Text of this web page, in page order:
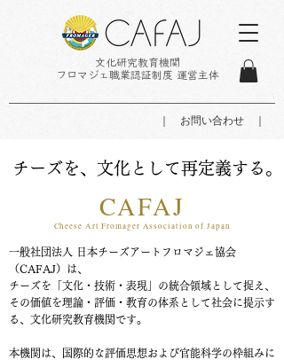
｜ お問い合わせ ｜
文化研究教育機関
フロマジェ職業認証制度 運営主体
チーズを、文化として再定義する。
CAFAJ
Cheese Art Fromager Association of Japan
一般社団法人 日本チーズアートフロマジェ協会
（CAFAJ）は、
チーズを「文化・技術・表現」の統合領域として捉え、
その価値を理論・評価・教育の体系として社会に提示す
る、文化研究教育機関です。
本機関は、国際的な評価思想および官能科学の枠組みに